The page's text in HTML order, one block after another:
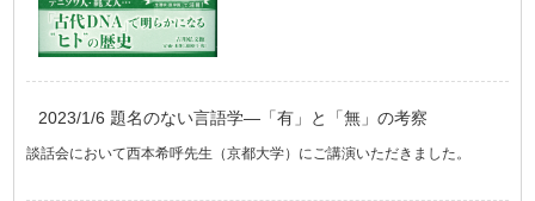
2023/1/6 題名のない言語学―「有」と「無」の考察
談話会において西本希呼先生（京都大学）にご講演いただきました。